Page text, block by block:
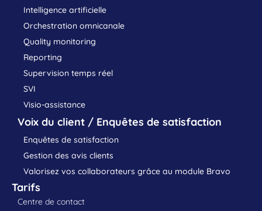
Intelligence artificielle
Orchestration omnicanale
Quality monitoring
Reporting
Supervision temps réel
SVI
Visio-assistance
Voix du client / Enquêtes de satisfaction
Enquêtes de satisfaction
Gestion des avis clients
Valorisez vos collaborateurs grâce au module Bravo
Tarifs
Centre de contact